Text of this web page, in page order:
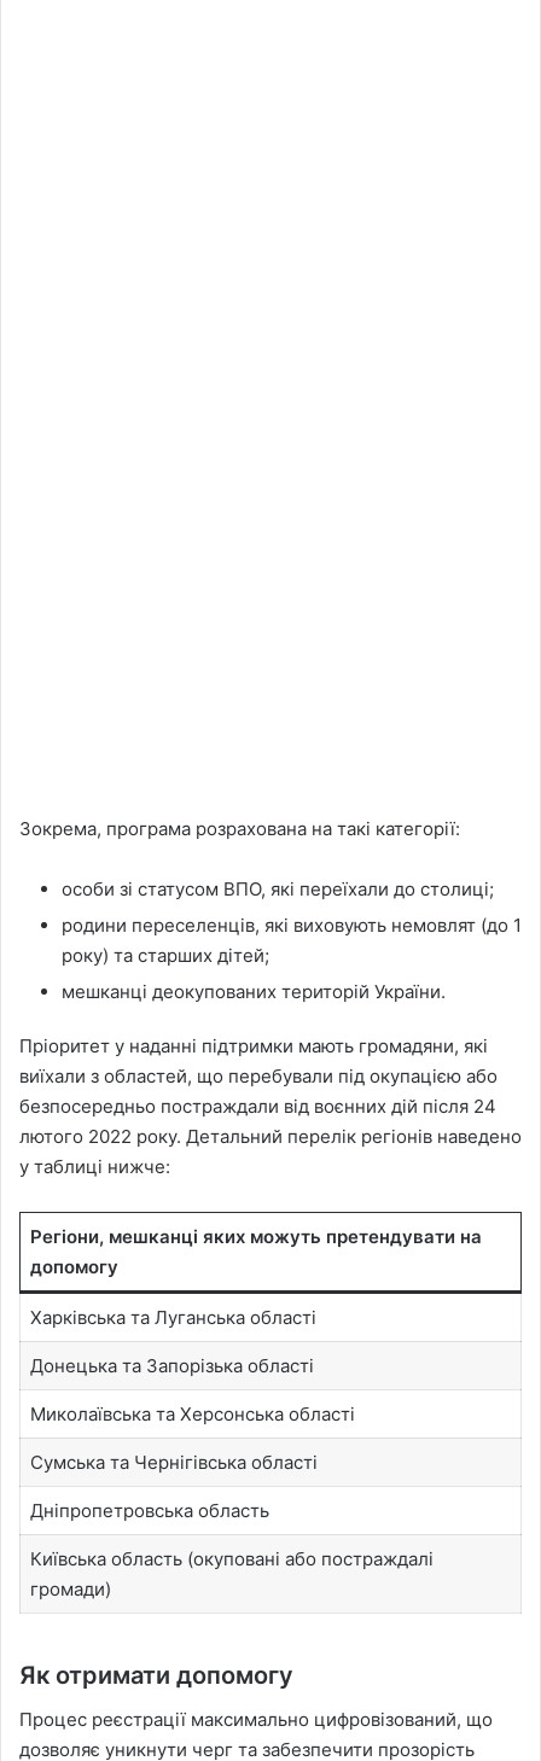
Зокрема, програма розрахована на такі категорії:
особи зі статусом ВПО, які переїхали до столиці;
родини переселенців, які виховують немовлят (до 1
року) та старших дітей;
мешканці деокупованих територій України.
Пріоритет у наданні підтримки мають громадяни, які
виїхали з областей, що перебували під окупацією або
безпосередньо постраждали від воєнних дій після 24
лютого 2022 року. Детальний перелік регіонів наведено
у таблиці нижче:
Регіони, мешканці яких можуть претендувати на
допомогу
Харківська та Луганська області
Донецька та Запорізька області
Миколаївська та Херсонська області
Сумська та Чернігівська області
Дніпропетровська область
Київська область (окуповані або постраждалі
громади)
Як отримати допомогу
Процес реєстрації максимально цифровізований, що
дозволяє уникнути черг та забезпечити прозорість